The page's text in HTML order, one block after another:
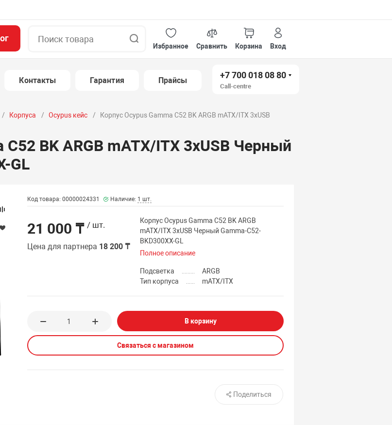
Избранное
Сравнить Корзина Вход
Контакты Гарантия Прайсы
+7 700 018 08 80
Call-centre
Корпуса Ocypus кейс
Корпус Ocypus Gamma C52 BK ARGB mATX/ITX 3xUSB
C52 BK ARGB mATX/ITX 3xUSB Черный
GL
Код товара: 00000024331 Наличие: 1 шт.
21 000 ₸ / шт.
Цена для партнера 18 200 ₸
Корпус Ocypus Gamma C52 BK ARGB
mATX/ITX 3xUSB Черный Gamma-C52-
BKD300XX-GL
Полное описание
Подсветка
ARGB
Тип корпуса
mATX/ITX
В корзину
Связаться с магазином
Поделиться